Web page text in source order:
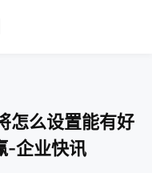
怎么设置能有好
-企业快讯